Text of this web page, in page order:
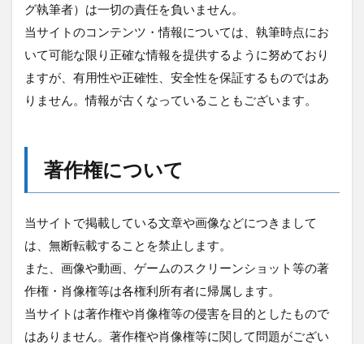
グ執筆者）は一切の責任を負いません。
当サイトのコンテンツ・情報については、執筆時点にお
いて可能な限り正確な情報を提供するように努めており
ますが、有用性や正確性、安全性を保証するものではあ
りません。情報が古くなっていることもございます。
著作権について
当サイトで掲載している文章や画像などにつきまして
は、無断転載することを禁止します。
また、画像や動画、ゲームのスクリーンショット等の著
作権・肖像権等は各権利所有者に帰属します。
当サイトは著作権や肖像権等の侵害を目的としたもので
はありません。著作権や肖像権等に関して問題がござい